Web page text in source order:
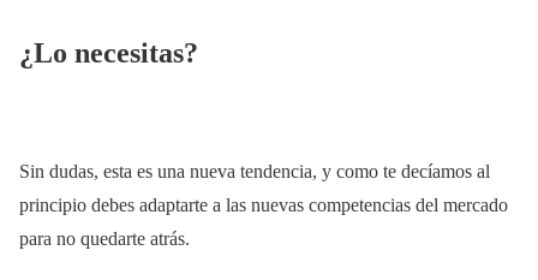
¿Lo necesitas?
Sin dudas, esta es una nueva tendencia, y como te decíamos al
principio debes adaptarte a las nuevas competencias del mercado
para no quedarte atrás.